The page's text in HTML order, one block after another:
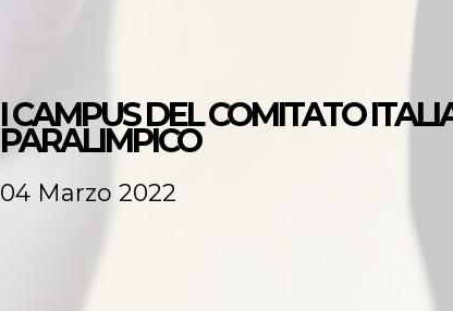
I CAMPUS DEL COMITATO
PARALIMPICO
04 Marzo 2022